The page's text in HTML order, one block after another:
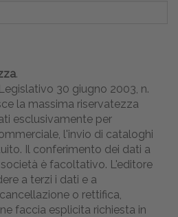
.
30 giugno 2003, n.
la massima riservatezza
esclusivamente per
l'invio di cataloghi
Il conferimento dei dati a
è facoltativo. L'editore
a terzi i dati e a
o rettifica,
faccia esplicita richiesta in